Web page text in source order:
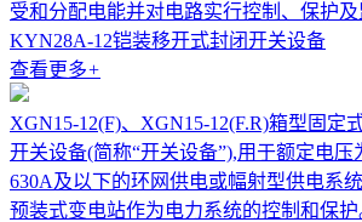
受和分配电能并对电路实行控制、保护及
KYN28A-12铠装移开式封闭开关设备
查看更多+
XGN15-12(F)、XGN15-12(F.R)箱型固定
开关设备(简称“开关设备”),用于额定电压
630A及以下的环网供电或幅射型供电系
预装式变电站作为电力系统的控制和保